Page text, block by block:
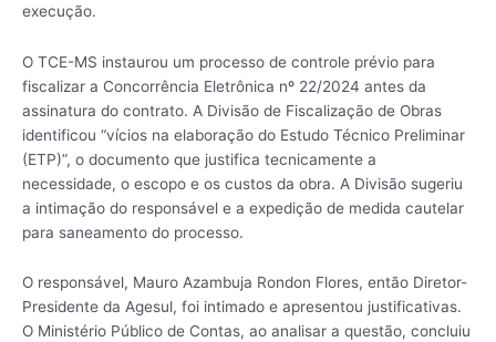
execução.
O TCE-MS instaurou um processo de controle prévio para
fiscalizar a Concorrência Eletrônica nº 22/2024 antes da
assinatura do contrato. A Divisão de Fiscalização de Obras
identificou “vícios na elaboração do Estudo Técnico Preliminar
(ETP)”, o documento que justifica tecnicamente a
necessidade, o escopo e os custos da obra. A Divisão sugeriu
a intimação do responsável e a expedição de medida cautelar
para saneamento do processo.
O responsável, Mauro Azambuja Rondon Flores, então Diretor-
Presidente da Agesul, foi intimado e apresentou justificativas.
O Ministério Público de Contas, ao analisar a questão, concluiu